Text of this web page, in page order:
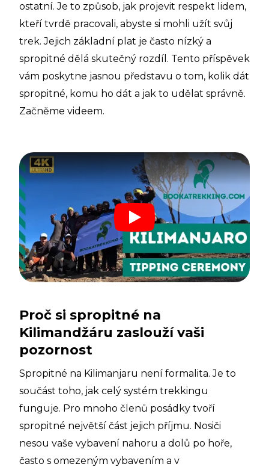
ostatní. Je to způsob, jak projevit respekt lidem,
kteří tvrdě pracovali, abyste si mohli užít svůj
trek. Jejich základní plat je často nízký a
spropitné dělá skutečný rozdíl. Tento příspěvek
vám poskytne jasnou představu o tom, kolik dát
spropitné, komu ho dát a jak to udělat správně.
Začněme videem.
Proč si spropitné na
Kilimandžáru zaslouží vaši
pozornost
Spropitné na Kilimanjaru není formalita. Je to
součást toho, jak celý systém trekkingu
funguje. Pro mnoho členů posádky tvoří
spropitné největší část jejich příjmu. Nosiči
nesou vaše vybavení nahoru a dolů po hoře,
často s omezeným vybavením a v